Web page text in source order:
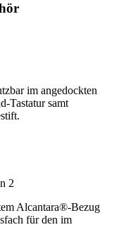
im angedockten
Tastatur samt
2
Alcantara®-Bezug
für den im